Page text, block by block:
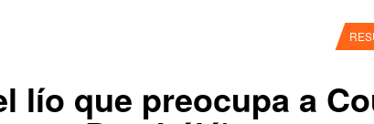
lío que preocupa a